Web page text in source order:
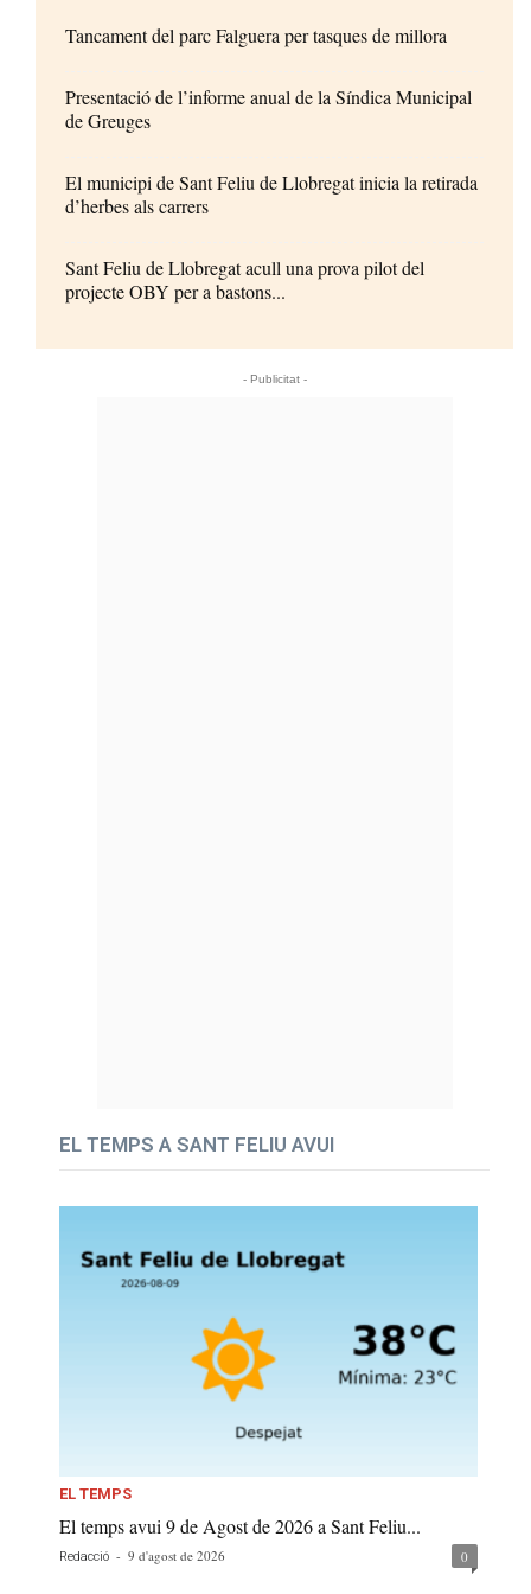
Tancament del parc Falguera per tasques de millora
Presentació de l’informe anual de la Síndica Municipal
de Greuges
El municipi de Sant Feliu de Llobregat inicia la retirada
d’herbes als carrers
Sant Feliu de Llobregat acull una prova pilot del
projecte OBY per a bastons...
- Publicitat -
EL TEMPS A SANT FELIU AVUI
EL TEMPS
El temps avui 9 de Agost de 2026 a Sant Feliu...
Redacció - 9 d'agost de 2026 0